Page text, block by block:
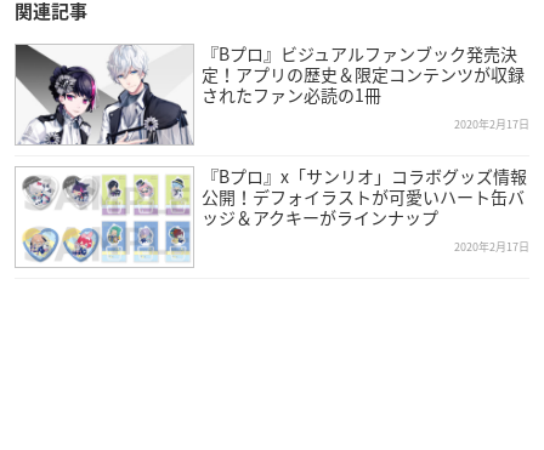
関連記事
『Bプロ』ビジュアルファンブック発売決
定！アプリの歴史＆限定コンテンツが収録
されたファン必読の1冊
2020年2月17日
『Bプロ』x「サンリオ」コラボグッズ情報
公開！デフォイラストが可愛いハート缶バ
ッジ＆アクキーがラインナップ
2020年2月17日